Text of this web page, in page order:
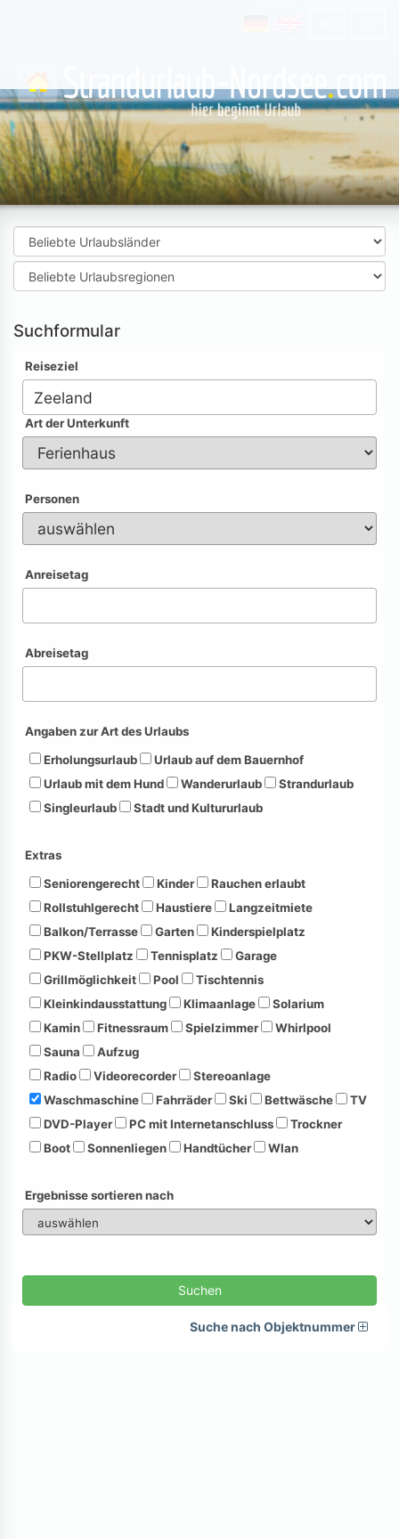
Suchformular
Reiseziel
Art der Unterkunft
Personen
Anreisetag
Abreisetag
Angaben zur Art des Urlaubs
Erholungsurlaub
Urlaub auf dem Bauernhof
Urlaub mit dem Hund
Wanderurlaub
Strandurlaub
Singleurlaub
Stadt und Kultururlaub
Extras
Seniorengerecht
Kinder
Rauchen erlaubt
Rollstuhlgerecht
Haustiere
Langzeitmiete
Balkon/Terrasse
Garten
Kinderspielplatz
PKW-Stellplatz
Tennisplatz
Garage
Grillmöglichkeit
Pool
Tischtennis
Kleinkindausstattung
Klimaanlage
Solarium
Kamin
Fitnessraum Spielzimmer
Whirlpool
Sauna
Aufzug
Radio
Videorecorder
Stereoanlage
Waschmaschine
Fahrräder Ski Bettwäsche
TV
DVD-Player
PC mit Internetanschluss
Trockner
Boot
Sonnenliegen Handtücher Wlan
Ergebnisse sortieren nach
Suchen
Suche nach Objektnummer